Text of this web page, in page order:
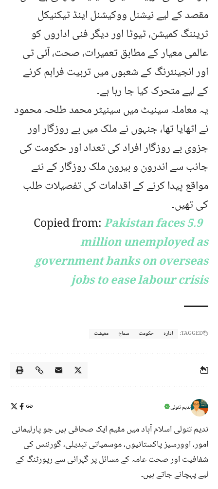
مقصد کے لیے نیشنل ووکیشنل اینڈ ٹیکنیکل
ٹریننگ کمیشن، ٹیوٹا اور دیگر فنی اداروں کو
عالمی معیار کے مطابق تعمیرات، صحت، آئی ٹی
اور انجینئرنگ کے شعبوں میں تربیت فراہم کرنے
کے لیے متحرک کیا جا رہا ہے۔
یہ معاملہ سینیٹ میں سینیٹر محمد طلحہ محمود
نے اٹھایا تھا، جنہوں نے ملک میں بے روزگار اور
جزوی بے روزگار افراد کی تعداد اور حکومت کی
جانب سے اندرون و بیرون ملک روزگار کے نئے
مواقع پیدا کرنے کے اقدامات کی تفصیلات طلب
کی تھیں۔
Copied from:Pakistan faces 5.9
million unemployed as
government banks on overseas
jobs to ease labour crisis
TAGGED: ادارہ حکومت سماج معیشت
ندیم تنولی
ندیم تنولی اسلام آباد میں مقیم ایک صحافی ہیں جو پارلیمانی
امور، اوورسیز پاکستانیوں، موسمیاتی تبدیلی، گورننس کی
شفافیت اور صحت عامہ کے مسائل پر گہرائی سے رپورٹنگ کے
لیے پہچانے جاتے ہیں۔